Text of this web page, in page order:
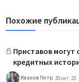
Похожие
Приставов могут
кредитных
Иванов Петр 20 окт, 25